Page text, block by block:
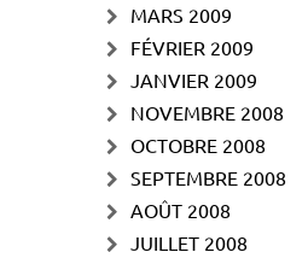
MARS 2009
FÉVRIER 2009
JANVIER 2009
NOVEMBRE 2008
OCTOBRE 2008
SEPTEMBRE 2008
AOÛT 2008
JUILLET 2008